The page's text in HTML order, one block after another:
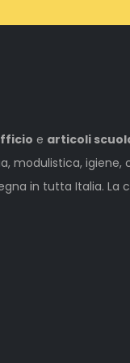
e articoli
modulistica, igiene,
in tutta Italia. La